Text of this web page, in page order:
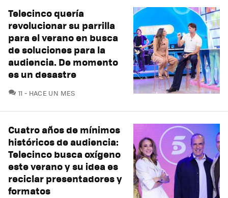
Telecinco quería
revolucionar su parrilla
para el verano en busca
de soluciones para la
audiencia. De momento
es un desastre
11 COMENTARIOS
HACE UN MES
Cuatro años de mínimos
históricos de audiencia:
Telecinco busca oxígeno
este verano y su idea es
reciclar presentadores y
formatos